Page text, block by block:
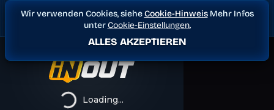
Wir verwenden Cookies, sieheCookie-HinweisMehr Infos
unterCookie-Einstellungen.
ALLES AKZEPTIEREN